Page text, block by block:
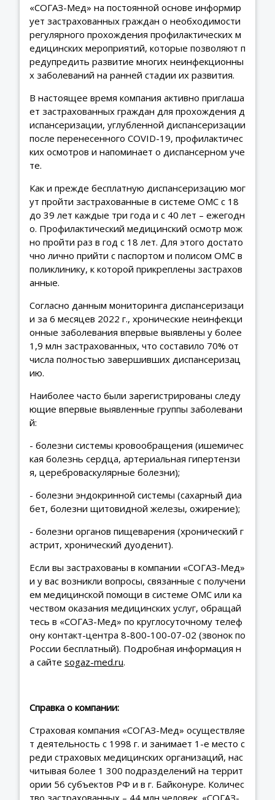
«СОГАЗ-Мед» на постоянной основе информир
ует застрахованных граждан о необходимости
регулярного прохождения профилактических м
едицинских мероприятий, которые позволяют п
редупредить развитие многих неинфекционны
х заболеваний на ранней стадии их развития.
В настоящее время компания активно приглаша
ет застрахованных граждан для прохождения д
испансеризации, углубленной диспансеризации
после перенесенного COVID-19, профилактичес
ких осмотров и напоминает о диспансерном уче
те.
Как и прежде бесплатную диспансеризацию мог
ут пройти застрахованные в системе ОМС с 18
до 39 лет каждые три года и с 40 лет – ежегодн
о. Профилактический медицинский осмотр мож
но пройти раз в год с 18 лет. Для этого достато
чно лично прийти с паспортом и полисом ОМС в
поликлинику, к которой прикреплены застрахов
анные.
Согласно данным мониторинга диспансеризаци
и за 6 месяцев 2022 г., хронические неинфекци
онные заболевания впервые выявлены у более
1,9 млн застрахованных, что составило 70% от
числа полностью завершивших диспансеризац
ию.
Наиболее часто были зарегистрированы следу
ющие впервые выявленные группы заболевани
й:
- болезни системы кровообращения (ишемичес
кая болезнь сердца, артериальная гипертензи
я, цереброваскулярные болезни);
- болезни эндокринной системы (сахарный диа
бет, болезни щитовидной железы, ожирение);
- болезни органов пищеварения (хронический г
астрит, хронический дуоденит).
Если вы застрахованы в компании «СОГАЗ-Мед»
и у вас возникли вопросы, связанные с получени
ем медицинской помощи в системе ОМС или ка
чеством оказания медицинских услуг, обращай
тесь в «СОГАЗ-Мед» по круглосуточному телеф
ону контакт-центра 8-800-100-07-02 (звонок по
России бесплатный). Подробная информация н
а сайте sogaz-med.ru.
Справка о компании:
Страховая компания «СОГАЗ-Мед» осуществляе
т деятельность с 1998 г. и занимает 1-е место с
реди страховых медицинских организаций, нас
читывая более 1 300 подразделений на террит
ории 56 субъектов РФ и в г. Байконуре. Количес
тво застрахованных – 44 млн человек. «СОГАЗ-